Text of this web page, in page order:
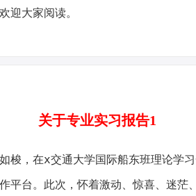
迎大家阅读。
关于专业实习报告1
梭，在x交通大学国际船东班理论学
平台。此次，怀着激动、惊喜、迷茫